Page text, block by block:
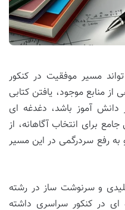
مسیر موفقیت در کنکور
از منابع موجود، یافتن کتابی
آموز باشد، دغدغه ای
برای انتخاب آگاهانه، از
به رفع سردرگمی در این مسیر
و سرنوشت ساز در رشته
ای در کنکور سراسری داشته